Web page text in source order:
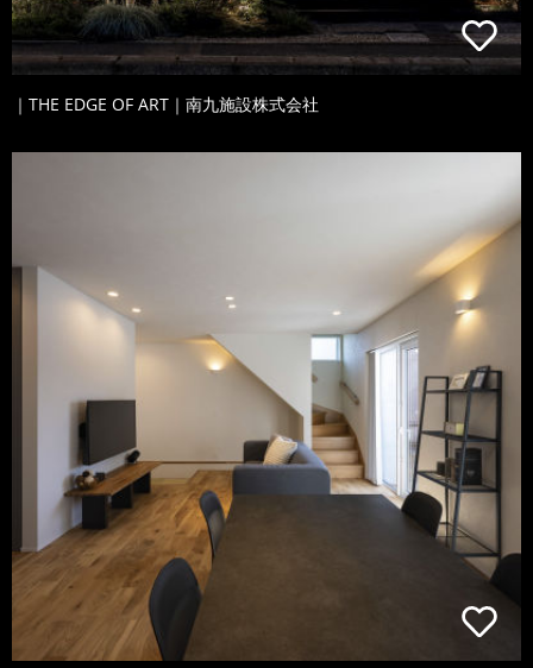
｜THE EDGE OF ART｜南九施設株式会社